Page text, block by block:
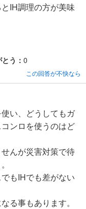
IH調理の方が美味
う： 0
この回答が不快なら
い、どうしてもガ
ンロを使うのはど
んが災害対策で待
もIHでも差がない
る事もあります。